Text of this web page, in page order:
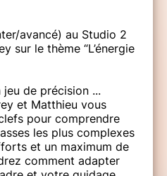
avancé) au Studio 2
sur le thème “L’énergie
jeu de précision ...
et Matthieu vous
pour comprendre
les plus complexes
et un maximum de
comment adapter